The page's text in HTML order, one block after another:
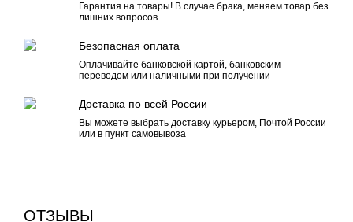
Гарантия на товары! В случае брака, меняем товар без
лишних вопросов.
Безопасная оплата
Оплачивайте банковской картой, банковским
переводом или наличными при получении
Доставка по всей России
Вы можете выбрать доставку курьером, Почтой России
или в пункт самовывоза
ОТЗЫВЫ